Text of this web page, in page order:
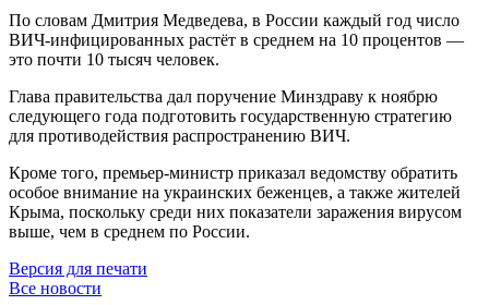
По словам Дмитрия Медведева, в России каждый год число
ВИЧ-инфицированных растёт в среднем на 10 процентов —
это почти 10 тысяч человек.
Глава правительства дал поручение Минздраву к ноябрю
следующего года подготовить государственную стратегию
для противодействия распространению ВИЧ.
Кроме того, премьер-министр приказал ведомству обратить
особое внимание на украинских беженцев, а также жителей
Крыма, поскольку среди них показатели заражения вирусом
выше, чем в среднем по России.
Версия для печати
Все новости